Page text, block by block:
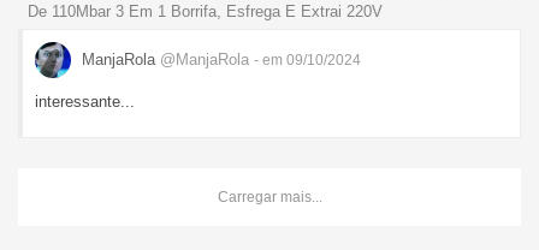
De 110Mbar 3 Em 1 Borrifa, Esfrega E Extrai 220V
ManjaRola @ManjaRola - em 09/10/2024
interessante...
Carregar mais...